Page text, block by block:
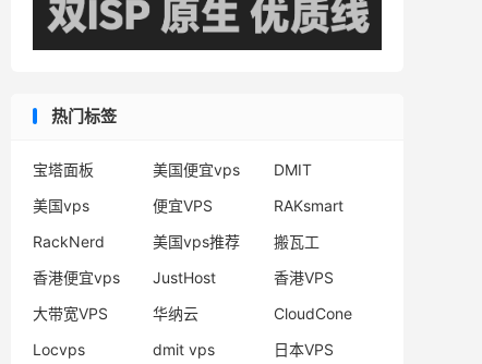
热门标签
宝塔面板 美国便宜vps
DMIT
美国vps
便宜VPS
RAKsmart
RackNerd
美国vps推荐
搬瓦工
香港便宜vps
JustHost
香港VPS
大带宽VPS
华纳云
CloudCone
Locvps
dmit vps
日本VPS